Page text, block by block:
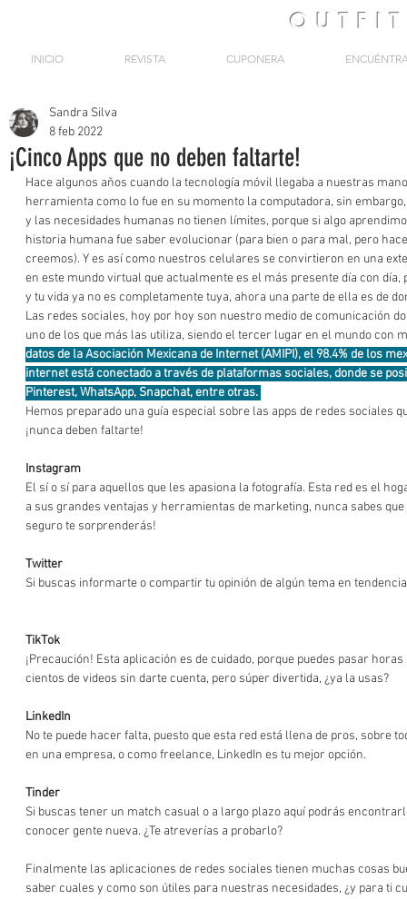
OUTFIT
INICIO REVISTA CUPONERA
¡Cinco Apps que no deben faltarte!
Sandra Silva
8 feb 2022
Hace algunos años cuando la tecnología móvil llegaba a nuestras
herramienta como lo fue en su momento la computadora, sin
y las necesidades humanas no tienen límites, porque si algo
historia humana fue saber evolucionar (para bien o para mal, pero
creemos). Y es así como nuestros celulares se convirtieron en una
en este mundo virtual que actualmente es el más presente día con
y tu vida ya no es completamente tuya, ahora una parte de ella es de
Las redes sociales, hoy por hoy son nuestro medio de comunicación
uno de los que más las utiliza, siendo el tercer lugar en el mundo con
datos de la Asociación Mexicana de Internet (AMIPI), el 98.4% de los
internet está conectado a través de plataformas sociales, donde se
Pinterest, WhatsApp, Snapchat, entre otras.
Hemos preparado una guía especial sobre las apps de redes sociales
¡nunca deben faltarte!
Instagram
El sí o sí para aquellos que les apasiona la fotografía. Esta red es el
a sus grandes ventajas y herramientas de marketing, nunca sabes
seguro te sorprenderás!
Twitter
Si buscas informarte o compartir tu opinión de algún tema en
TikTok
¡Precaución! Esta aplicación es de cuidado, porque puedes pasar
cientos de videos sin darte cuenta, pero súper divertida, ¿ya la usas?
LinkedIn
No te puede hacer falta, puesto que esta red está llena de pros, sobre
en una empresa, o como freelance, LinkedIn es tu mejor opción.
Tinder
Si buscas tener un match casual o a largo plazo aquí podrás
conocer gente nueva. ¿Te atreverías a probarlo?
Finalmente las aplicaciones de redes sociales tienen muchas cosas
saber cuales y como son útiles para nuestras necesidades, ¿y para ti